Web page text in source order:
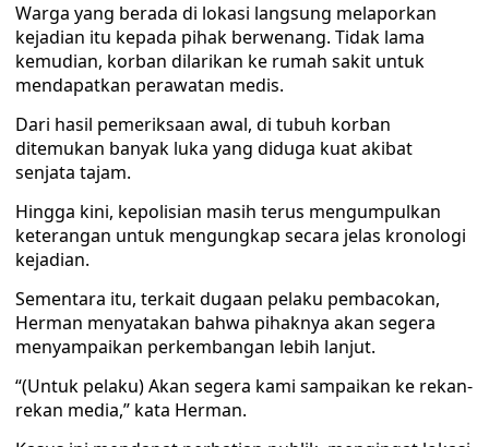
Warga yang berada di lokasi langsung melaporkan
kejadian itu kepada pihak berwenang. Tidak lama
kemudian, korban dilarikan ke rumah sakit untuk
mendapatkan perawatan medis.
Dari hasil pemeriksaan awal, di tubuh korban
ditemukan banyak luka yang diduga kuat akibat
senjata tajam.
Hingga kini, kepolisian masih terus mengumpulkan
keterangan untuk mengungkap secara jelas kronologi
kejadian.
Sementara itu, terkait dugaan pelaku pembacokan,
Herman menyatakan bahwa pihaknya akan segera
menyampaikan perkembangan lebih lanjut.
“(Untuk pelaku) Akan segera kami sampaikan ke rekan-
rekan media,” kata Herman.